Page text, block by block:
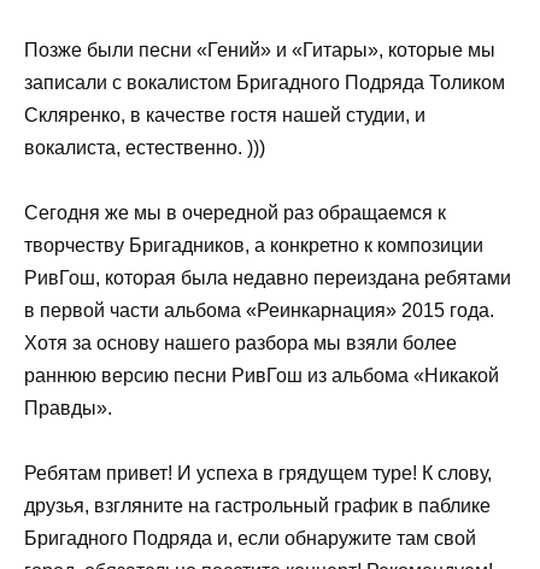
Позже были песни «Гений» и «Гитары», которые мы
записали с вокалистом Бригадного Подряда Толиком
Скляренко, в качестве гостя нашей студии, и
вокалиста, естественно. )))
Сегодня же мы в очередной раз обращаемся к
творчеству Бригадников, а конкретно к композиции
РивГош, которая была недавно переиздана ребятами
в первой части альбома «Реинкарнация» 2015 года.
Хотя за основу нашего разбора мы взяли более
раннюю версию песни РивГош из альбома «Никакой
Правды».
Ребятам привет! И успеха в грядущем туре! К слову,
друзья, взгляните на гастрольный график в паблике
Бригадного Подряда и, если обнаружите там свой